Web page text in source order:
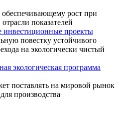
рост при
показателей
инвестиционные проекты
повестку устойчивого
на экологически чистый
экологическая программа
поставлять на мировой рынок
производства